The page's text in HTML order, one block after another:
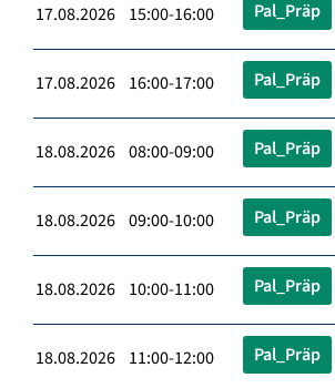
17.08.2026 15:00-16:00 Pal_Präp
17.08.2026 16:00-17:00 Pal_Präp
18.08.2026 08:00-09:00 Pal_Präp
18.08.2026 09:00-10:00 Pal_Präp
18.08.2026 10:00-11:00 Pal_Präp
18.08.2026 11:00-12:00 Pal_Präp